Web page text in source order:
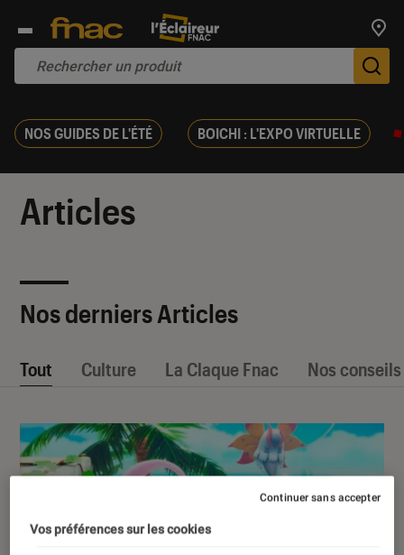
NOS GUIDES DE L'ÉTÉ BOICHI : L'EXPO VIRTUELLE
Articles
Nos derniers Articles
Tout Culture La Claque Fnac Nos conseils
Vos préférences sur les cookies
Continuer sans accepter